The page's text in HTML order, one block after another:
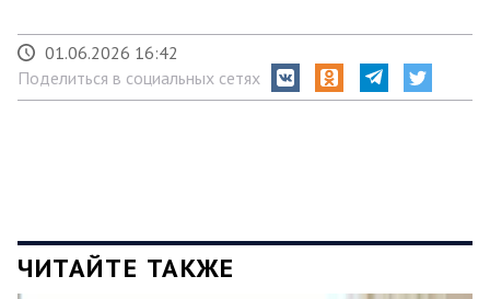
01.06.2026 16:42
Поделиться в социальных сетях
ЧИТАЙТЕ ТАКЖЕ